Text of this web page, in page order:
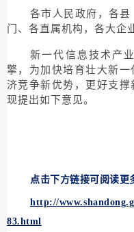
各市人民政府，各
门、各直属机构，各大企
新一代信息技术产
擎，为加快培育壮大新
济竞争新优势，更好支撑
现提出如下意见。
点击下方链接可阅读更
http://
83.html